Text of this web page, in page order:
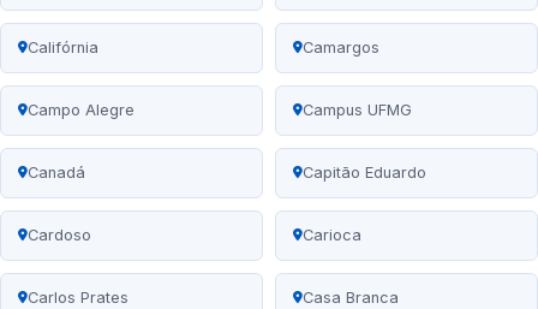
Califórnia Camargos
Campo Alegre Campus UFMG
Canadá Capitão Eduardo
Cardoso Carioca
Carlos Prates Casa Branca